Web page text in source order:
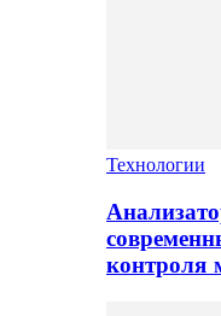
Технологии
контроля